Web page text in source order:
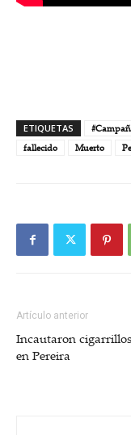
ETIQUETAS
fallecido
Muerto
Artículo anterior
Incautaron
en Pereira